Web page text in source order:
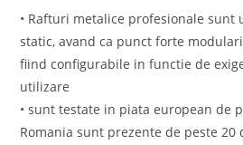
• Rafturi metalice profesionale sunt
static, avand ca punct forte
fiind configurabile in functie de
utilizare
• sunt testate in piata european de
Romania sunt prezente de peste 20